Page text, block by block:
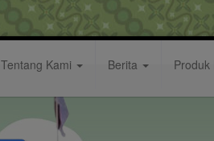
Tentang Kami Berita Produk